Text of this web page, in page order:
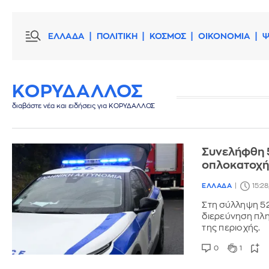
ΕΛΛΑΔΑ ΠΟΛΙΤΙΚΗ ΚΟΣΜΟΣ ΟΙΚΟΝΟΜΙΑ
ΚΟΡΥΔΑΛΛΟΣ
διαβάστε νέα και ειδήσεις για ΚΟΡΥΔΑΛΛΟΣ
Συνελήφθη
οπλοκατοχή
ΕΛΛΑΔΑ
Στη σύλληψη
διερεύνηση
της περιοχής.
0 1